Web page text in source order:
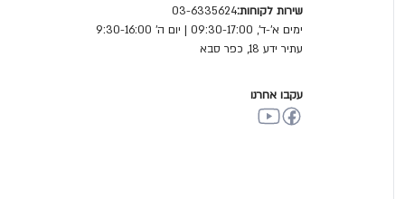
שירות לקוחות:03-6335624
ימים א'-ד', 09:30-17:00 | יום ה' 9:30-16:00
עתיר ידע 18, כפר סבא
עקבו אחרנו